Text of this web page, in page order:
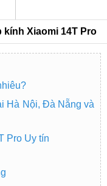
kính Xiaomi 14T Pro
Hà Nội, Đà Nẵng và
Pro Uy tín